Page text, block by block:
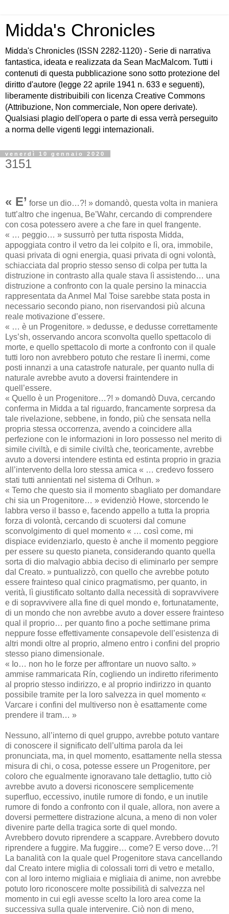
Midda's Chronicles
Midda's Chronicles (ISSN 2282-1120) - Serie di narrativa
fantastica, ideata e realizzata da Sean MacMalcom. Tutti i
contenuti di questa pubblicazione sono sotto protezione del
diritto d'autore (legge 22 aprile 1941 n. 633 e seguenti),
liberamente distribuibili con licenza Creative Commons
(Attribuzione, Non commerciale, Non opere derivate).
Qualsiasi plagio dell'opera o parte di essa verrà perseguito
a norma delle vigenti leggi internazionali.
venerdì 10 gennaio 2020
3151
« E’ forse un dio…?! » domandò, questa volta in maniera
tutt’altro che ingenua, Be’Wahr, cercando di comprendere
con cosa potessero avere a che fare in quel frangente.
« … peggio… » sussurrò per tutta risposta Midda,
appoggiata contro il vetro da lei colpito e lì, ora, immobile,
quasi privata di ogni energia, quasi privata di ogni volontà,
schiacciata dal proprio stesso senso di colpa per tutta la
distruzione in contrasto alla quale stava lì assistendo… una
distruzione a confronto con la quale persino la minaccia
rappresentata da Anmel Mal Toise sarebbe stata posta in
necessario secondo piano, non riservandosi più alcuna
reale motivazione d’essere.
« … è un Progenitore. » dedusse, e dedusse correttamente
Lys’sh, osservando ancora sconvolta quello spettacolo di
morte, e quello spettacolo di morte a confronto con il quale
tutti loro non avrebbero potuto che restare lì inermi, come
posti innanzi a una catastrofe naturale, per quanto nulla di
naturale avrebbe avuto a doversi fraintendere in
quell’essere.
« Quello è un Progenitore…?! » domandò Duva, cercando
conferma in Midda a tal riguardo, francamente sorpresa da
tale rivelazione, sebbene, in fondo, più che sensata nella
propria stessa occorrenza, avendo a coincidere alla
perfezione con le informazioni in loro possesso nel merito di
simile civiltà, e di simile civiltà che, teoricamente, avrebbe
avuto a doversi intendere estinta ed estinta proprio in grazia
all’intervento della loro stessa amica « … credevo fossero
stati tutti annientati nel sistema di Orlhun. »
« Temo che questo sia il momento sbagliato per domandare
chi sia un Progenitore… » evidenziò Howe, storcendo le
labbra verso il basso e, facendo appello a tutta la propria
forza di volontà, cercando di scuotersi dal comune
sconvolgimento di quel momento « … così come, mi
dispiace evidenziarlo, questo è anche il momento peggiore
per essere su questo pianeta, considerando quanto quella
sorta di dio malvagio abbia deciso di eliminarlo per sempre
dal Creato. » puntualizzò, con quello che avrebbe potuto
essere frainteso qual cinico pragmatismo, per quanto, in
verità, lì giustificato soltanto dalla necessità di sopravvivere
e di sopravvivere alla fine di quel mondo e, fortunatamente,
di un mondo che non avrebbe avuto a dover essere frainteso
qual il proprio… per quanto fino a poche settimane prima
neppure fosse effettivamente consapevole dell’esistenza di
altri mondi oltre al proprio, almeno entro i confini del proprio
stesso piano dimensionale.
« Io… non ho le forze per affrontare un nuovo salto. »
ammise rammaricata Rín, cogliendo un indiretto riferimento
al proprio stesso indirizzo, e al proprio indirizzo in quanto
possibile tramite per la loro salvezza in quel momento «
Varcare i confini del multiverso non è esattamente come
prendere il tram… »
Nessuno, all’interno di quel gruppo, avrebbe potuto vantare
di conoscere il significato dell’ultima parola da lei
pronunciata, ma, in quel momento, esattamente nella stessa
misura di chi, o cosa, potesse essere un Progenitore, per
coloro che egualmente ignoravano tale dettaglio, tutto ciò
avrebbe avuto a doversi riconoscere semplicemente
superfluo, eccessivo, inutile rumore di fondo, e un inutile
rumore di fondo a confronto con il quale, allora, non avere a
doversi permettere distrazione alcuna, a meno di non voler
divenire parte della tragica sorte di quel mondo.
Avrebbero dovuto riprendere a scappare. Avrebbero dovuto
riprendere a fuggire. Ma fuggire… come? E verso dove…?!
La banalità con la quale quel Progenitore stava cancellando
dal Creato intere miglia di colossali torri di vetro e metallo,
con al loro interno migliaia e migliaia di anime, non avrebbe
potuto loro riconoscere molte possibilità di salvezza nel
momento in cui egli avesse scelto la loro area come la
successiva sulla quale intervenire. Ciò non di meno,